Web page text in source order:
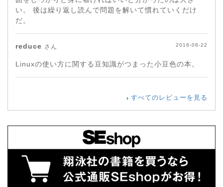
い。 後は繰り返し読んで問題を解いて慣れていくだけ
だ。
reduce さん 2016-06-22
Linuxの使い方に関する豆知識がつまった小豆色の本。
すべてのレビューを見る